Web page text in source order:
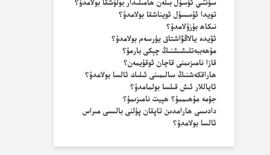
سۈنئىي ئۇسۇل بىلەن ھامىلىدار بولۇشقا بولامدۇ؟
تويدا ئۇسسۇل ئويناشقا بولامدۇ؟
نىكاھ بۇزۇلامدۇ؟
ئۆيدە يالاڭۋاشتاق يۈرسەم بولامدۇ؟
مۇھەببەتلىشىشنىڭ چېكى بارمۇ؟
قازا نامىزىمنى قاچان ئوقۇيمەن؟
ھاراقكەشنىڭ سالىمىنى ئىلىك ئالسا بولامدۇ؟
ئاياللار ئىش قىلسا بولمامدۇ؟
جۈمە مۇھىممۇ؟ ھېيت نامىزىمۇ؟
دادىسى ھارامدىن تاپقان پۇلنى بالىسى مىراس
ئالسا بولامدۇ؟